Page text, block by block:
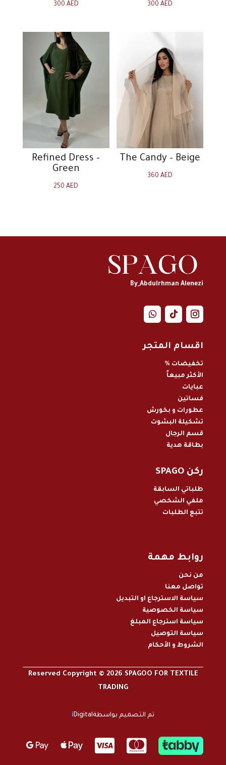
300AED
300 AED
The Candy – Beige
360AED
Refined Dress –
Green
250AED
By ِAbdulrhman Alenezi
اقسام المتجر
تخفيضات %
الأكثر مبيعاً
عبايات
فساتين
عطورات و بخورش
تشكيلة البشوت
قسم الرجال
بطاقة هدية
ركن SPAGO
طلباتي السابقة
ملفي الشخصي
تتبع الطلبات
روابط مهمة
من نحن
تواصل معنا
سياسة الاسترجاع او التبديل
سياسة الخصوصية
سياسة استرجاع المبلغ
سياسة التوصيل
الشروط و الأحكام
Reserved Copyright © 2026 SPAGOO FOR TEXTILE
TRADING
تم التصميم بواسطة iDigital



